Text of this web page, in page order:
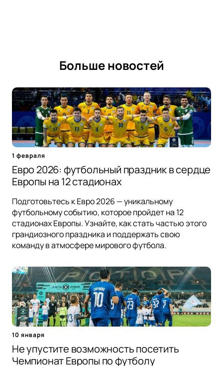
Больше новостей
1 февраля
Евро 2026: футбольный праздник в сердце
Европы на 12 стадионах
Подготовьтесь к Евро 2026 — уникальному
футбольному событию, которое пройдет на 12
стадионах Европы. Узнайте, как стать частью этого
грандиозного праздника и поддержать свою
команду в атмосфере мирового футбола.
10 января
Не упустите возможность посетить
Чемпионат Европы по футболу